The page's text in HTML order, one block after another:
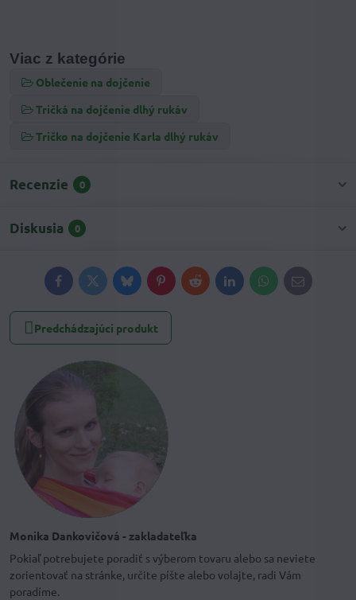
Viac z kategórie
Oblečenie na dojčenie
Tričká na dojčenie dlhý rukáv
Tričko na dojčenie Karla dlhý rukáv
Recenzie 0
Diskusia 0
FacebookTwitterBlueskyPinterestRedditLinkedInWhatsApp
E-
mail
Predchádzajúci produkt
Monika Dankovičová - zakladateľka
Pokiaľ potrebujete poradiť s výberom tovaru alebo sa neviete
zorientovať na stránke, určite píšte alebo volajte, radi Vám
poradíme.